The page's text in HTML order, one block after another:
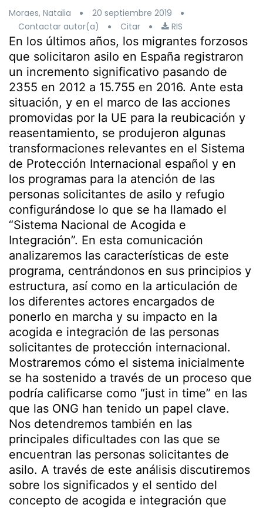
Moraes, Natalia
20 septiembre 2019
Contactar autor(a)
Citar RIS
En los últimos años, los migrantes forzosos
que solicitaron asilo en España registraron
un incremento significativo pasando de
2355 en 2012 a 15.755 en 2016. Ante esta
situación, y en el marco de las acciones
promovidas por la UE para la reubicación y
reasentamiento, se produjeron algunas
transformaciones relevantes en el Sistema
de Protección Internacional español y en
los programas para la atención de las
personas solicitantes de asilo y refugio
configurándose lo que se ha llamado el
“Sistema Nacional de Acogida e
Integración”. En esta comunicación
analizaremos las características de este
programa, centrándonos en sus principios y
estructura, así como en la articulación de
los diferentes actores encargados de
ponerlo en marcha y su impacto en la
acogida e integración de las personas
solicitantes de protección internacional.
Mostraremos cómo el sistema inicialmente
se ha sostenido a través de un proceso que
podría calificarse como “just in time” en las
que las ONG han tenido un papel clave.
Nos detendremos también en las
principales dificultades con las que se
encuentran las personas solicitantes de
asilo. A través de este análisis discutiremos
sobre los significados y el sentido del
concepto de acogida e integración que